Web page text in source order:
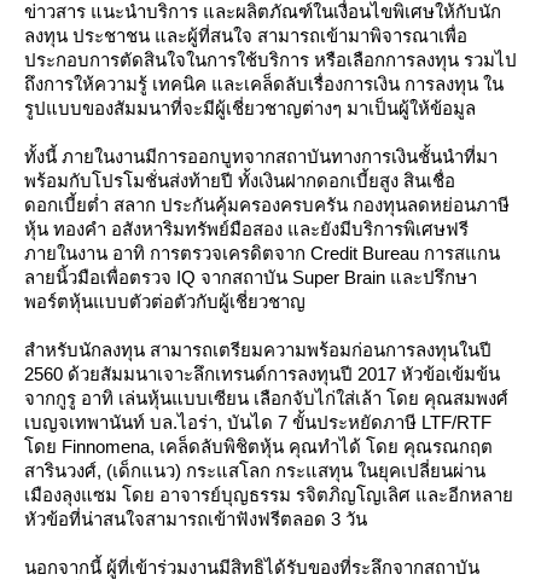
ข่าวสาร แนะนำบริการ และผลิตภัณฑ์ในเงื่อนไขพิเศษให้กับนัก
ลงทุน ประชาชน และผู้ที่สนใจ สามารถเข้ามาพิจารณาเพื่อ
ประกอบการตัดสินใจในการใช้บริการ หรือเลือกการลงทุน รวมไป
ถึงการให้ความรู้ เทคนิค และเคล็ดลับเรื่องการเงิน การลงทุน ใน
รูปแบบของสัมมนาที่จะมีผู้เชี่ยวชาญต่างๆ มาเป็นผู้ให้ข้อมูล
ทั้งนี้ ภายในงานมีการออกบูทจากสถาบันทางการเงินชั้นนำที่มา
พร้อมกับโปรโมชั่นส่งท้ายปี ทั้งเงินฝากดอกเบี้ยสูง สินเชื่อ
ดอกเบี้ยต่ำ สลาก ประกันคุ้มครองครบครัน กองทุนลดหย่อนภาษี
หุ้น ทองคำ อสังหาริมทรัพย์มือสอง และยังมีบริการพิเศษฟรี
ภายในงาน อาทิ การตรวจเครดิตจาก Credit Bureau การสแกน
ลายนิ้วมือเพื่อตรวจ IQ จากสถาบัน Super Brain และปรึกษา
พอร์ตหุ้นแบบตัวต่อตัวกับผู้เชี่ยวชาญ
สำหรับนักลงทุน สามารถเตรียมความพร้อมก่อนการลงทุนในปี
2560 ด้วยสัมมนาเจาะลึกเทรนด์การลงทุนปี 2017 หัวข้อเข้มข้น
จากกูรู อาทิ เล่นหุ้นแบบเซียน เลือกจับไก่ใส่เล้า โดย คุณสมพงศ์
เบญจเทพานันท์ บล.ไอร่า, บันได 7 ขั้นประหยัดภาษี LTF/RTF
ดย Finnomena, เคล็ดลับพิชิตหุ้น คุณทำได้ โดย คุณรณกฤต
สารินวงศ์, (เด็กแนว) กระแสโลก กระแสทุน ในยุคเปลี่ยนผ่าน
เมืองลุงแซม โดย อาจารย์บุญธรรม รจิตภิญโญเลิศ และอีกหลา
หัวข้อที่น่าสนใจสามารถเข้าฟังฟรีตลอด 3 วัน
นอกจากนี้ ผู้ที่เข้าร่วมงานมีสิทธิได้รับของที่ระลึกจากสถาบัน